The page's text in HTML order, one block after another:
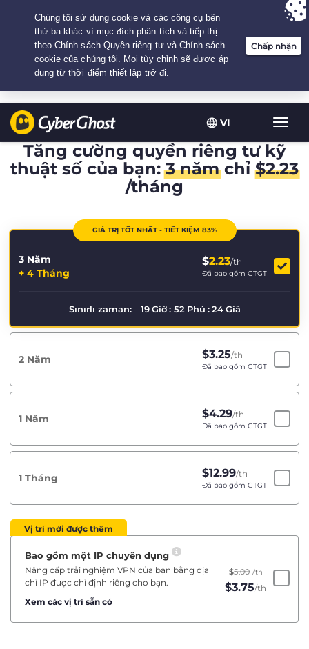
VI
đổi
điều
Your choice:The Best Dealfor 3.3333333333333-years at $
/month
Tăng cường quyền riêng tư kỹ
thuật số của bạn:3 nămchỉ$2.23
/tháng
GIÁ TRỊ TỐT NHẤT - TIẾT KIỆM 83%
3 Năm
+ 4 Tháng
$2.23/th
Đã bao gồm GTGT
Sınırlı zaman: 19 Giờ : 52 Phú : 23 Giâ
2 Năm $3.25/th
Đã bao gồm GTGT
1 Năm $4.29/th
Đã bao gồm GTGT
1 Tháng $12.99/th
Đã bao gồm GTGT
Vị trí mới được thêm
Bao gồm một IP chuyên dụng
Nâng cấp trải nghiệm VPN của bạn bằng địa
chỉ IP được chỉ định riêng cho bạn.
Xem các vị trí sẵn có
$5.00 /th
$3.75/th